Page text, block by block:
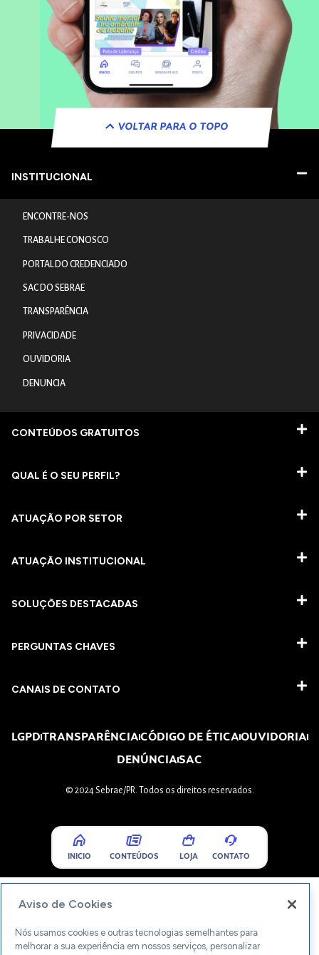
VOLTAR PARA O TOPO
INSTITUCIONAL
ENCONTRE-NOS
TRABALHE CONOSCO
PORTAL DO CREDENCIADO
SAC DO SEBRAE
TRANSPARÊNCIA
PRIVACIDADE
OUVIDORIA
DENUNCIA
CONTEÚDOS GRATUITOS
QUAL É O SEU PERFIL?
ATUAÇÃO POR SETOR
ATUAÇÃO INSTITUCIONAL
SOLUÇÕES DESTACADAS
PERGUNTAS CHAVES​
CANAIS DE CONTATO
LGPDTRANSPARÊNCIACÓDIGO DE ÉTICAOUVIDORIA
DENÚNCIASAC
© 2024 Sebrae/PR. Todos os direitos reservados.
INICIO CONTEÚDOS LOJA CONTATO
Aviso de Cookies
Nós usamos cookies e outras tecnologias semelhantes para
melhorar a sua experiência em nossos serviços, personalizar